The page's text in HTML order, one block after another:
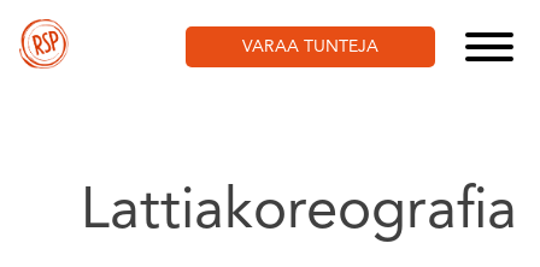
content
VARAA TUNTEJA
Lattiakoreografia